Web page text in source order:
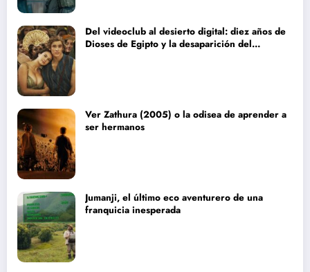
Del videoclub al desierto digital: diez años de
Dioses de Egipto y la desaparición del
Ver Zathura (2005) o la odisea de aprender a
ser hermanos
Jumanji, el último eco aventurero de una
franquicia inesperada